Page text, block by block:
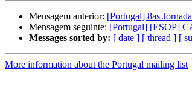
Mensagem anterior: [Portugal] 8as
Mensagem seguinte: [Portugal] [ESOP]
Messages sorted by: [ date ] [ thread ] [
More information about the Portugal mailing list